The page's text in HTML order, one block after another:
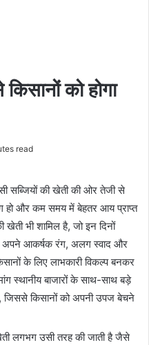
को होगा
read
सब्जियों की खेती की ओर तेजी से
हो और कम समय में बेहतर आय प्राप्त
भी शामिल है, जो इन दिनों
अपने आकर्षक रंग, अलग स्वाद और
के लिए लाभकारी विकल्प बनकर
स्थानीय बाजारों के साथ-साथ बड़े
जिससे किसानों को अपनी उपज बेचने
लगभग उसी तरह की जाती है जैसे